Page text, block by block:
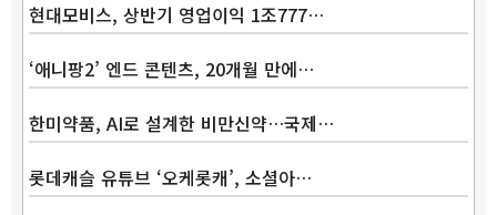
현대모비스, 상반기 영업이익 1조777…
‘애니팡2’ 엔드 콘텐츠, 20개월 만에…
한미약품, AI로 설계한 비만신약…국제…
롯데캐슬 유튜브 ‘오케롯캐’, 소셜아…